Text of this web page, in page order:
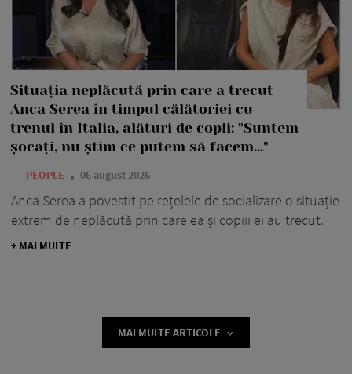
Situația neplăcută prin care a trecut
Anca Serea în timpul călătoriei cu
trenul în Italia, alături de copii: "Suntem
șocați, nu știm ce putem să facem..."
— PEOPLE 06 august 2026
Anca Serea a povestit pe rețelele de socializare o situație
extrem de neplăcută prin care ea și copiii ei au trecut.
+ MAI MULTE
MAI MULTE ARTICOLE